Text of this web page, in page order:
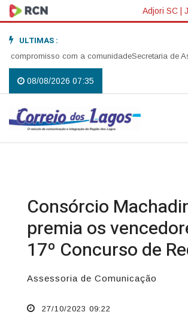
Adjori SC |
ULTIMAS :
com a comunidadeSecretaria de
08/08/2026 07:35
Consórcio
premia os
17º Concurso de
Assessoria de Comunicação
27/10/2023 09:22